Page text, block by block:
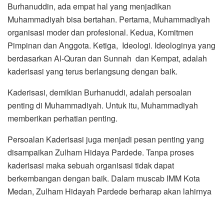
Burhanuddin, ada empat hal yang menjadikan
Muhammadiyah bisa bertahan. Pertama, Muhammadiyah
organisasi moder dan profesional. Kedua, Komitmen
Pimpinan dan Anggota. Ketiga, Ideologi. Ideologinya yang
berdasarkan Al-Quran dan Sunnah dan Kempat, adalah
kaderisasi yang terus berlangsung dengan baik.
Kaderisasi, demikian Burhanuddi, adalah persoalan
penting di Muhammadiyah. Untuk itu, Muhammadiyah
memberikan perhatian penting.
Persoalan Kaderisasi juga menjadi pesan penting yang
disampaikan Zulham Hidaya Pardede. Tanpa proses
kaderisasi maka sebuah organisasi tidak dapat
berkembangan dengan baik. Dalam muscab IMM Kota
Medan, Zulham Hidayah Pardede berharap akan lahirnya